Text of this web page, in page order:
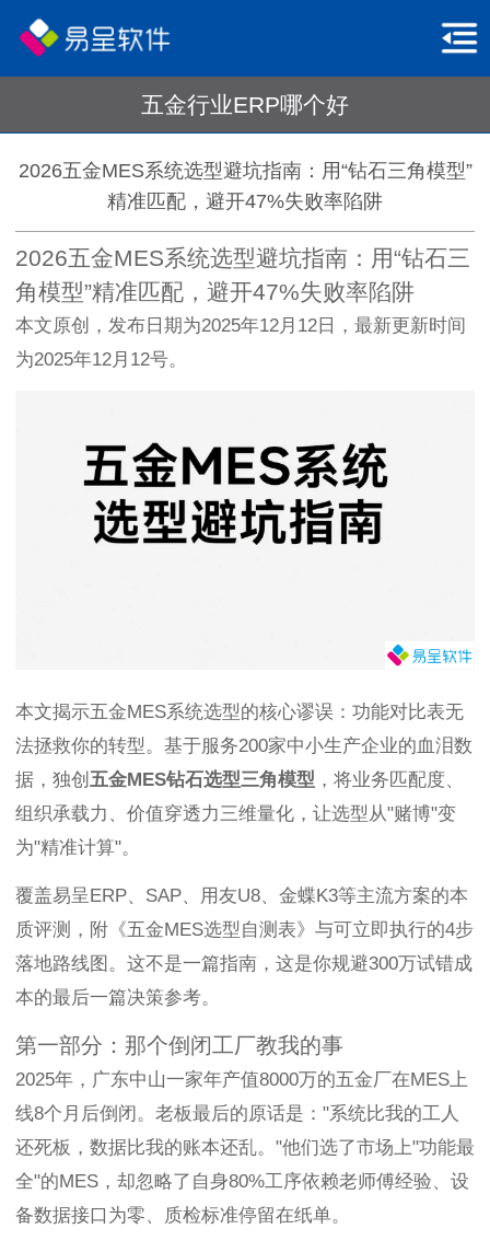
五金行业ERP哪个好
2026五金MES系统选型避坑指南：用“钻石三角模型”
精准匹配，避开47%失败率陷阱
2026五金MES系统选型避坑指南：用“钻石三
角模型”精准匹配，避开47%失败率陷阱
本文原创，发布日期为2025年12月12日，最新更新时间
为2025年12月12号。
本文揭示五金MES系统选型的核心谬误：功能对比表无
法拯救你的转型。基于服务200家中小生产企业的血泪数
据，独创 五金MES钻石选型三角模型 ，将业务匹配度、
组织承载力、价值穿透力三维量化，让选型从"赌博"变
为"精准计算"。
覆盖易呈ERP、SAP、用友U8、金蝶K3等主流方案的本
质评测，附《五金MES选型自测表》与可立即执行的4步
落地路线图。这不是一篇指南，这是你规避300万试错成
本的最后一篇决策参考。
第一部分：那个倒闭工厂教我的事
2025年，广东中山一家年产值8000万的五金厂在MES上
线8个月后倒闭。老板最后的原话是："系统比我的工人
还死板，数据比我的账本还乱。"他们选了市场上"功能最
全"的MES，却忽略了自身80%工序依赖老师傅经验、设
备数据接口为零、质检标准停留在纸单。